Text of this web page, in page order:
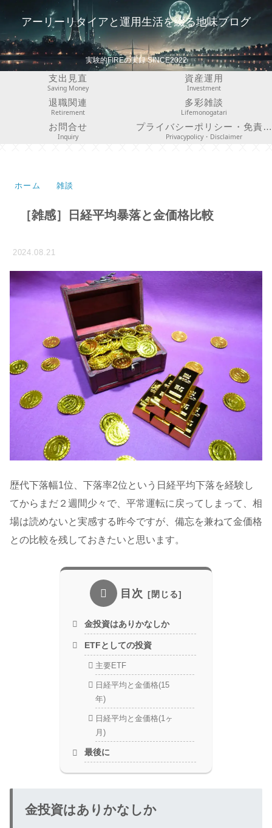
アーリーリタイアと運用生活を綴る地味ブログ
実験的FIREの実録 SINCE2022
支出見直
Saving Money
資産運用
Investment
退職関連
Retirement
多彩雑談
Lifemonogatari
お問合せ
Inquiry
プライバシーポリシー・免責事項
Privacypolicy・Disclaimer
ホーム 雑談
［雑感］日経平均暴落と金価格比較
2024.08.21
歴代下落幅1位、下落率2位という日経平均下落を経験し
てからまだ２週間少々で、平常運転に戻ってしまって、相
場は読めないと実感する昨今ですが、備忘を兼ねて金価格
との比較を残しておきたいと思います。
目次
金投資はありかなしか
ETFとしての投資
主要ETF
日経平均と金価格(15
年)
日経平均と金価格(1ヶ
月)
最後に
金投資はありかなしか